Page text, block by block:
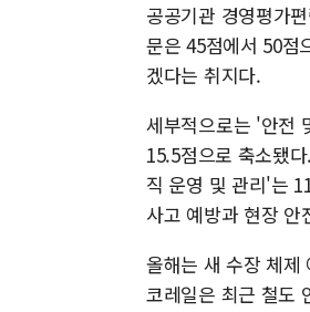
공공기관 경영평가
문은 45점에서 50점
겠다는 취지다.
세부적으로는 '안전
15.5점으로 축소됐
직 운영 및 관리'는
사고 예방과 현장 안
올해는 새 수장 체제
코레일은 최근 철도